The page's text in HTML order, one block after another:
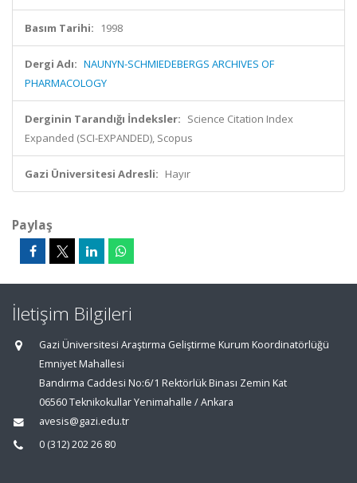
Basım Tarihi: 1998
Dergi Adı: NAUNYN-SCHMIEDEBERGS ARCHIVES OF
PHARMACOLOGY
Derginin Tarandığı İndeksler: Science Citation Index
Expanded (SCI-EXPANDED), Scopus
Gazi Üniversitesi Adresli: Hayır
Paylaş
İletişim Bilgileri
Gazi Üniversitesi Araştırma Geliştirme Kurum Koordinatörlüğü
Emniyet Mahallesi
Bandırma Caddesi No:6/1 Rektörlük Binası Zemin Kat
06560 Teknikokullar Yenimahalle / Ankara
avesis@gazi.edu.tr
0 (312) 202 26 80